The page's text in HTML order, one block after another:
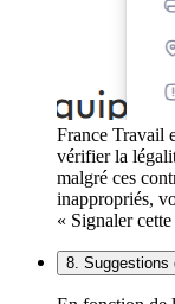
France Travail
vérifier la
malgré ces
inappropriés,
« Signaler
8. Suggestions